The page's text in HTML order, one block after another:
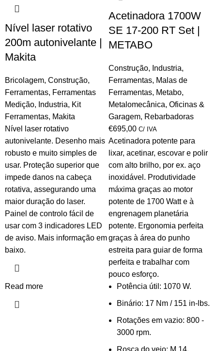
Nível laser rotativo
200m autonivelante |
Makita
Bricolagem, Construção,
Ferramentas, Ferramentas
Medição, Industria, Kit
Ferramentas, Makita
Nível laser rotativo
autonivelante. Desenho mais
robusto e muito simples de
usar. Proteção superior que
impede danos na cabeça
rotativa, assegurando uma
maior duração do laser.
Painel de controlo fácil de
usar com 3 indicadores LED
de aviso. Mais informação em
baixo.
Read more
Acetinadora 1700W
SE 17-200 RT Set |
METABO
Construção, Industria,
Ferramentas, Malas de
Ferramentas, Metabo,
Metalomecânica, Oficinas &
Garagem, Rebarbadoras
€695,00 C/ IVA
Acetinadora potente para
lixar, acetinar, escovar e polir
com alto brilho, por ex. aço
inoxidável. Produtividade
máxima graças ao motor
potente de 1700 Watt e à
engrenagem planetária
potente. Ergonomia perfeita
graças à área do punho
estreita para guiar de forma
perfeita e trabalhar com
pouco esforço.
Potência útil: 1070 W.
Binário: 17 Nm / 151 in-lbs.
Rotações em vazio: 800 -
3000 rpm.
Rosca do veio: M 14.